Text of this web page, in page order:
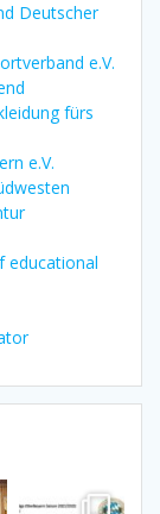
Deutscher
e.V.
fürs
e.V.
educational